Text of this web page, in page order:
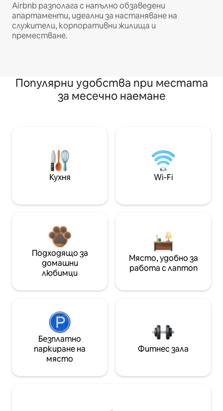
Airbnb разполага с напълно обзаведени
апартаменти, идеални за настаняване на
служители, корпоративни жилища и
преместване.
Популярни удобства при местата
за месечно наемане
Кухня Wi-Fi
Подходящо за
домашни
любимци
Място, удобно за
работа с лаптоп
Безплатно
паркиране на
място
Фитнес зала